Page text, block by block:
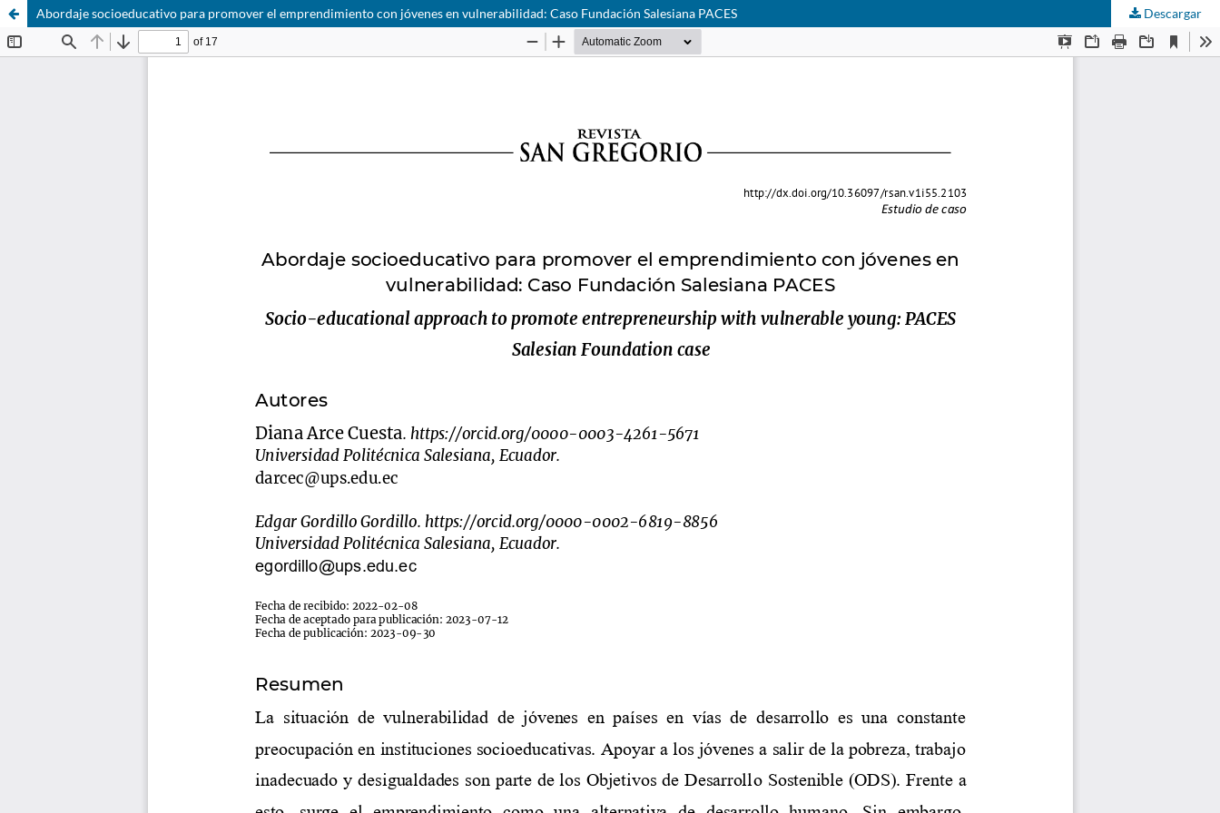
Abordaje socioeducativo para promover el emprendimiento con jóvenes en vulnerabilidad: Caso Fundación Salesiana PACES Descargar